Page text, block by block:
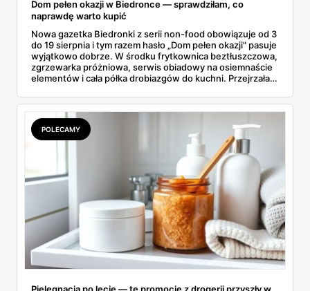
Dom pełen okazji w Biedronce — sprawdziłam, co
naprawdę warto kupić
Nowa gazetka Biedronki z serii non-food obowiązuje od 3
do 19 sierpnia i tym razem hasło „Dom pełen okazji" pasuje
wyjątkowo dobrze. W środku frytkownica beztłuszczowa,
zgrzewarka próżniowa, serwis obiadowy na osiemnaście
elementów i cała półka drobiazgów do kuchni. Przejrzałam
się przy półce z samego rana.
POLECAMY